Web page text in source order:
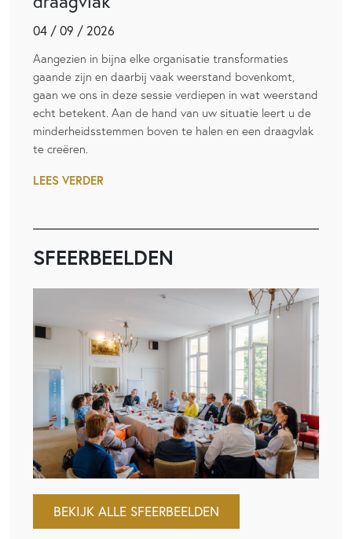
04 / 09 / 2026
Aangezien in bijna elke organisatie transformaties
gaande zijn en daarbij vaak weerstand bovenkomt,
gaan we ons in deze sessie verdiepen in wat weerstand
echt betekent. Aan de hand van uw situatie leert u de
minderheidsstemmen boven te halen en een draagvlak
te creëren.
LEES VERDER
SFEERBEELDEN
BEKIJK ALLE SFEERBEELDEN